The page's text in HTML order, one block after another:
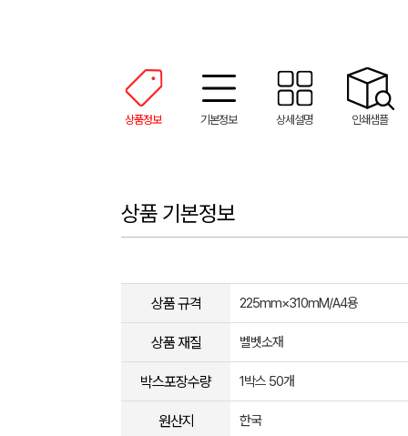
상품정보 기본정보 상세설명 인쇄샘플
상품 기본정보
상품 규격 225mm×310mM/A4용
상품 재질 벨벳소재
박스포장수량 1박스 50개
원산지 한국